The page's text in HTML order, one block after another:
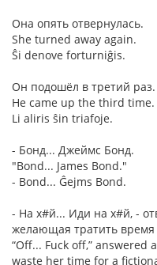
Она опять отвернулась.
She turned away again.
Ŝi denove forturniĝis.
Он подошёл в третий раз.
He came up the third time.
Li aliris ŝin triafoje.
- Бонд... Джеймс Бонд.
"Bond... James Bond."
- Bond... Ĝejms Bond.
- На х#й... Иди на х#й, -
желающая тратить
“Off... Fuck off,”
waste her time for a